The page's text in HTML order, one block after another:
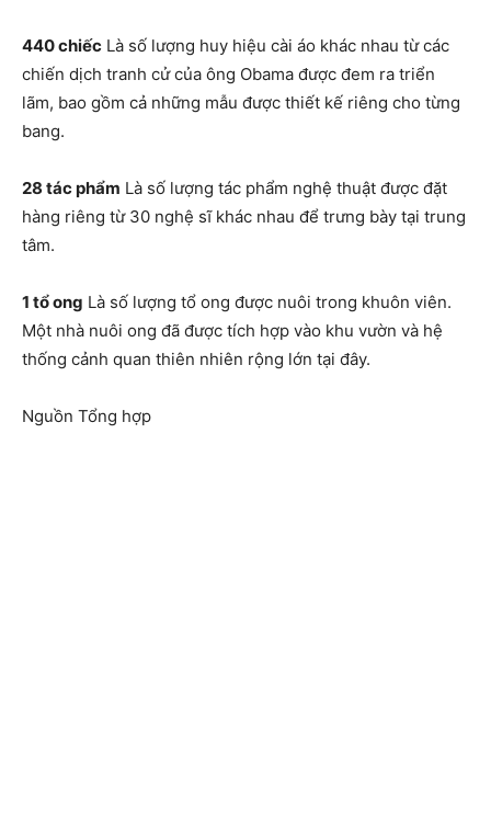
440 chiếc Là số lượng huy hiệu cài áo khác nhau từ các
chiến dịch tranh cử của ông Obama được đem ra triển
lãm, bao gồm cả những mẫu được thiết kế riêng cho từng
bang.
28 tác phẩm Là số lượng tác phẩm nghệ thuật được đặt
hàng riêng từ 30 nghệ sĩ khác nhau để trưng bày tại trung
tâm.
1 tổ ong Là số lượng tổ ong được nuôi trong khuôn viên.
Một nhà nuôi ong đã được tích hợp vào khu vườn và hệ
thống cảnh quan thiên nhiên rộng lớn tại đây.
Nguồn Tổng hợp